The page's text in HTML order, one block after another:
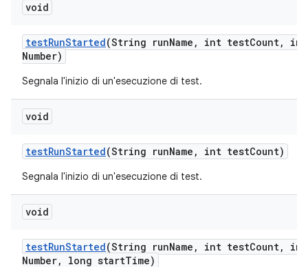
void
testRunStarted(String runName , int testCount,
int
Number)
Segnala l'inizio di un'esecuzione di test.
void
testRunStarted(String runName , int testCount)
Segnala l'inizio di un'esecuzione di test.
void
testRunStarted(String runName , int testCount,
int
Number, long startTime)